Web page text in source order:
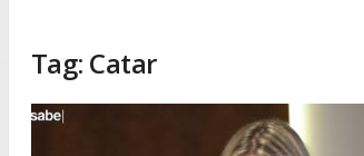
Tag: Catar